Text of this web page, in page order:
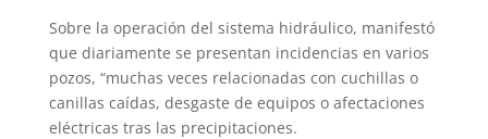
Sobre la operación del sistema hidráulico, manifestó
que diariamente se presentan incidencias en varios
pozos, “muchas veces relacionadas con cuchillas o
canillas caídas, desgaste de equipos o afectaciones
eléctricas tras las precipitaciones.